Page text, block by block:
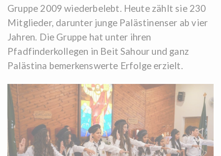
Gruppe 2009 wiederbelebt. Heute zählt sie 230
Mitglieder, darunter junge Palästinenser ab vier
Jahren. Die Gruppe hat unter ihren
Pfadfinderkollegen in Beit Sahour und ganz
Palästina bemerkenswerte Erfolge erzielt.